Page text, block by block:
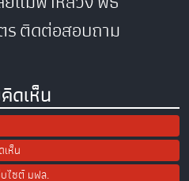
รติดต่อสอบถาม
ดเห็น
เห็น
บไซต์ มฟล.